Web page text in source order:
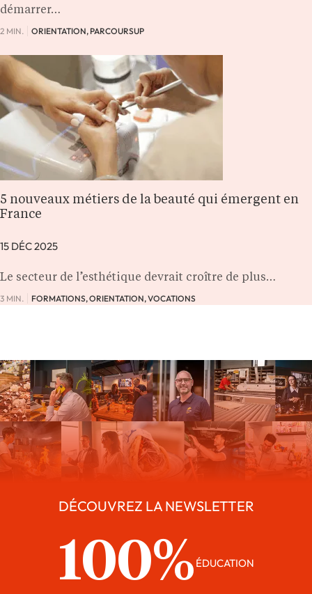
démarrer…
2 MIN. ORIENTATION, PARCOURSUP
5 nouveaux métiers de la beauté qui émergent en
France
15 DÉC 2025
Le secteur de l’esthétique devrait croître de plus…
3 MIN. FORMATIONS, ORIENTATION, VOCATIONS
DÉCOUVREZ LA NEWSLETTER
100% ÉDUCATION